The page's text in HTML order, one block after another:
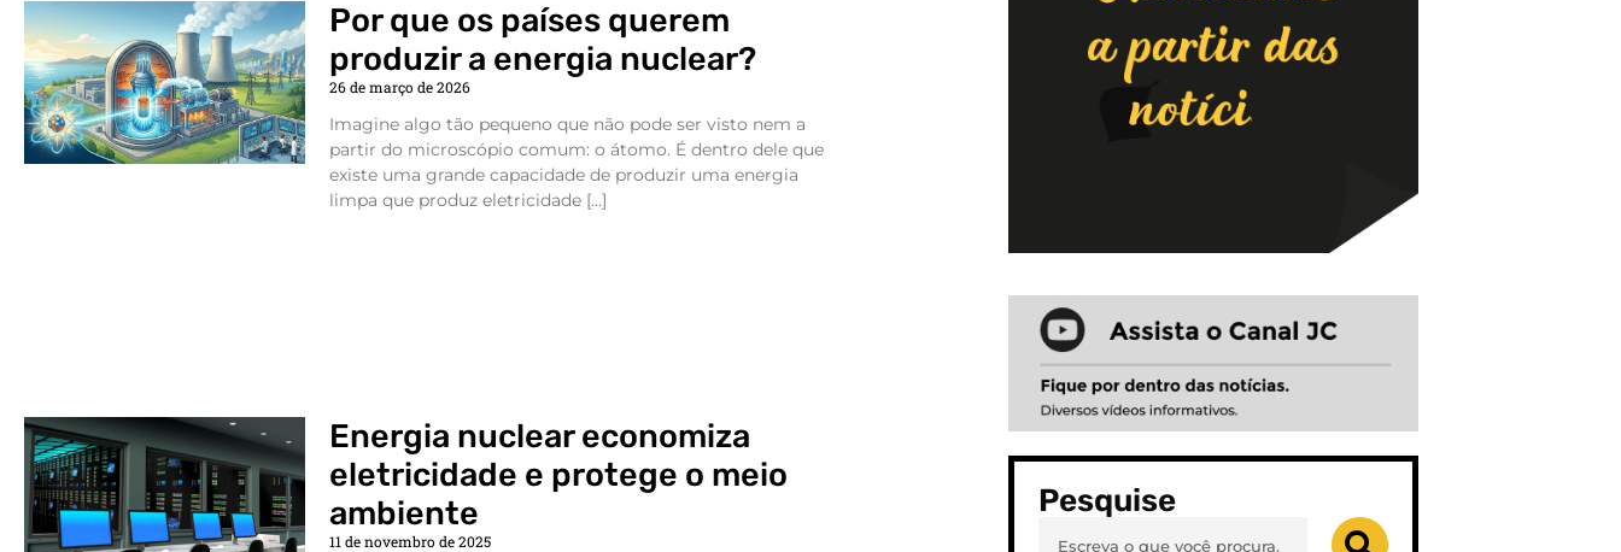
Por que os países querem
produzir a energia nuclear?
26 de março de 2026
Imagine algo tão pequeno que não pode ser visto nem a
partir do microscópio comum: o átomo. É dentro dele que
existe uma grande capacidade de produzir uma energia
limpa que produz eletricidade […]
Energia nuclear economiza
eletricidade e protege o meio
ambiente
11 de novembro de 2025
Pesquise